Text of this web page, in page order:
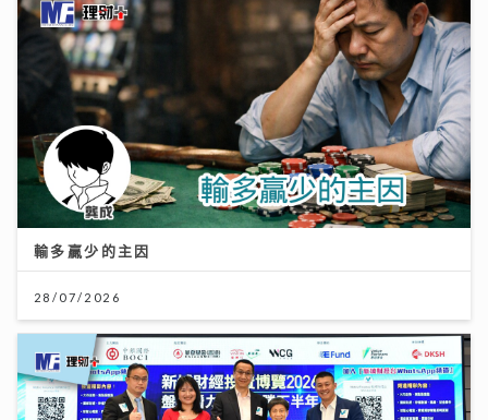
輸多贏少的主因
28/07/2026